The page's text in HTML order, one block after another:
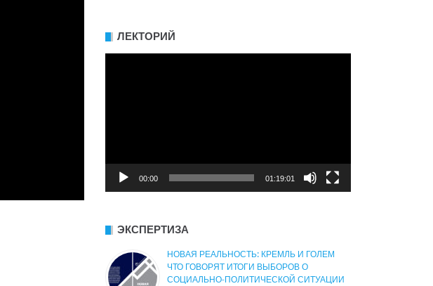
ЛЕКТОРИЙ
00:00 01:19:01
ЭКСПЕРТИЗА
НОВАЯ РЕАЛЬНОСТЬ: КРЕМЛЬ И ГОЛЕМ
ЧТО ГОВОРЯТ ИТОГИ ВЫБОРОВ О
СОЦИАЛЬНО-ПОЛИТИЧЕСКОЙ СИТУАЦИИ